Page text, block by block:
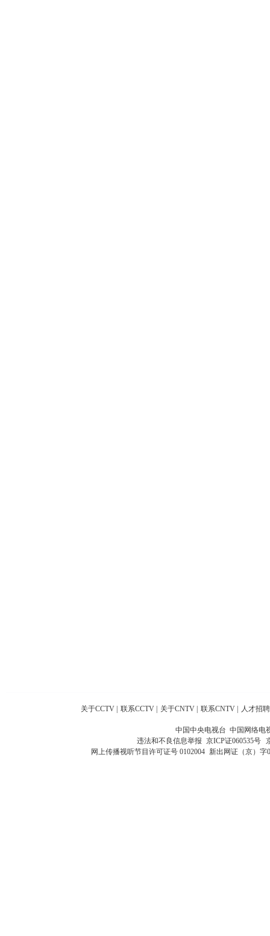
关于CCTV 联系CCTV 关于CNTV 联系CNTV 人才招聘
中国中央电视台 中国网络电
违法和不良信息举报 京ICP证060535号
网上传播视听节目许可证号 0102004 新出网证（京）